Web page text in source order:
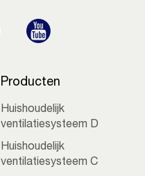
Producten
Huishoudelijk
ventilatiesysteem D
Huishoudelijk
ventilatiesysteem C